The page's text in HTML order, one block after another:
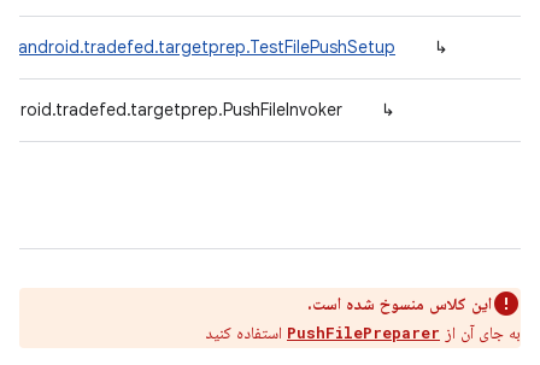
↳
↳
این کلاس منسوخ شده است.
به جای آن از PushFilePreparer استفاده کنید